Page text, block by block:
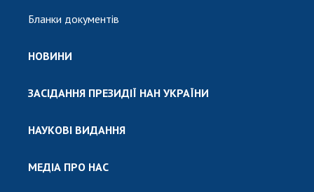
Бланки документів
НОВИНИ
ЗАСІДАННЯ ПРЕЗИДІЇ НАН УКРАЇНИ
НАУКОВІ ВИДАННЯ
МЕДІА ПРО НАС